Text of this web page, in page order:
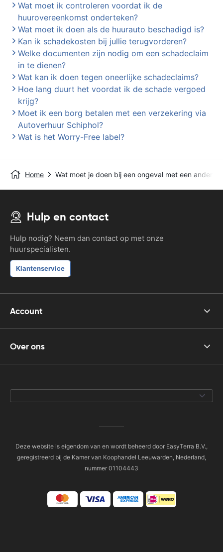
Wat moet ik controleren voordat ik de
huurovereenkomst onderteken?
Wat moet ik doen als de huurauto beschadigd is?
Kan ik schadekosten bij jullie terugvorderen?
Welke documenten zijn nodig om een schadeclaim
in te dienen?
Wat kan ik doen tegen oneerlijke schadeclaims?
Hoe lang duurt het voordat ik de schade vergoed
krijg?
Moet ik een borg betalen met een verzekering via
Autoverhuur Schiphol?
Wat is het Worry-Free label?
Home Wat moet je doen bij een ongeval met een andere
Hulp en contact
Hulp nodig? Neem dan contact op met onze
huurspecialisten.
Klantenservice
Account
Over ons
Deze website is eigendom van en wordt beheerd door EasyTerra B.V.,
geregistreerd bij de Kamer van Koophandel Leeuwarden, Nederland,
nummer 01104443